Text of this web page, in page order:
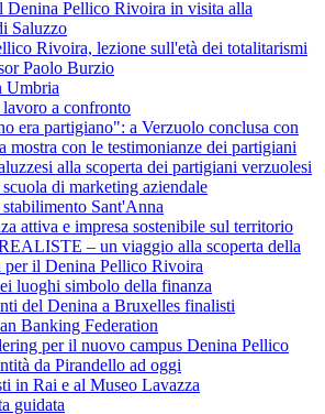
Denina Pellico Rivoira in visita alla
Saluzzo
Rivoira, lezione sull'età dei totalitarismi
Paolo Burzio
Umbria
lavoro a confronto
era partigiano": a Verzuolo conclusa con
mostra con le testimonianze dei partigiani
alla scoperta dei partigiani verzuolesi
scuola di marketing aziendale
Sant'Anna
attiva e impresa sostenibile sul territorio
– un viaggio alla scoperta della
per il Denina Pellico Rivoira
luoghi simbolo della finanza
del Denina a Bruxelles finalisti
Banking Federation
per il nuovo campus Denina Pellico
da Pirandello ad oggi
in Rai e al Museo Lavazza
guidata